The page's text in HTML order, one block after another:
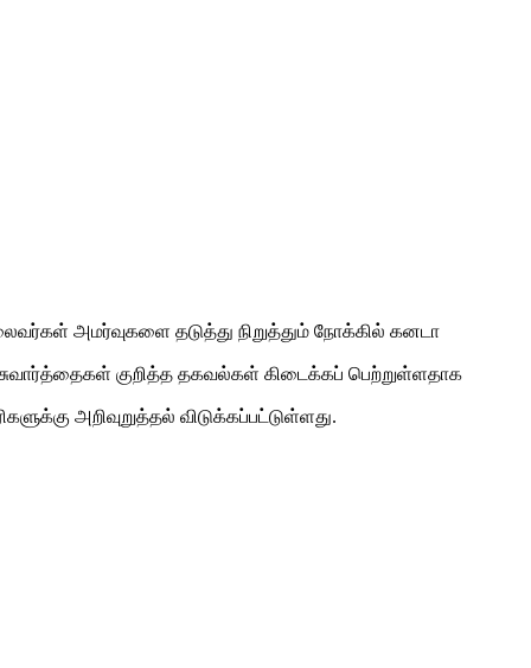
அமர்வுகளை தடுத்து நிறுத்தும் நோக்கில் கனடா
குறித்த தகவல்கள் கிடைக்கப் பெற்றுள்ளதாக
அறிவுறுத்தல் விடுக்கப்பட்டுள்ளது.